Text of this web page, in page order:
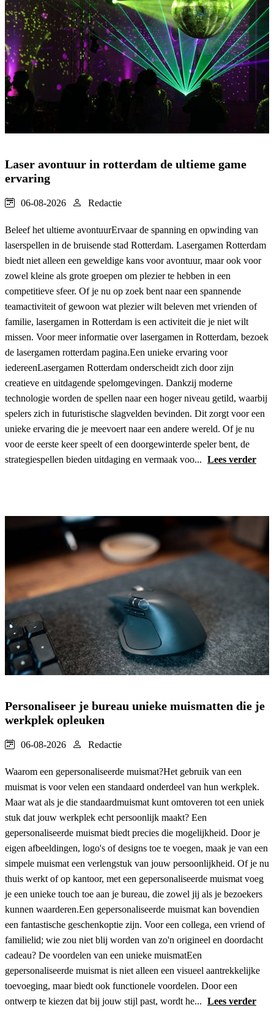
Laser avontuur in rotterdam de ultieme game
ervaring
06-08-2026 Redactie
Beleef het ultieme avontuurErvaar de spanning en opwinding van
laserspellen in de bruisende stad Rotterdam. Lasergamen Rotterdam
biedt niet alleen een geweldige kans voor avontuur, maar ook voor
zowel kleine als grote groepen om plezier te hebben in een
competitieve sfeer. Of je nu op zoek bent naar een spannende
teamactiviteit of gewoon wat plezier wilt beleven met vrienden of
familie, lasergamen in Rotterdam is een activiteit die je niet wilt
missen. Voor meer informatie over lasergamen in Rotterdam, bezoek
de lasergamen rotterdam pagina.Een unieke ervaring voor
iedereenLasergamen Rotterdam onderscheidt zich door zijn
creatieve en uitdagende spelomgevingen. Dankzij moderne
technologie worden de spellen naar een hoger niveau getild, waarbij
spelers zich in futuristische slagvelden bevinden. Dit zorgt voor een
unieke ervaring die je meevoert naar een andere wereld. Of je nu
voor de eerste keer speelt of een doorgewinterde speler bent, de
strategiespellen bieden uitdaging en vermaak voo... Lees verder
Personaliseer je bureau unieke muismatten die je
werkplek opleuken
06-08-2026 Redactie
Waarom een gepersonaliseerde muismat?Het gebruik van een
muismat is voor velen een standaard onderdeel van hun werkplek.
Maar wat als je die standaardmuismat kunt omtoveren tot een uniek
stuk dat jouw werkplek echt persoonlijk maakt? Een
gepersonaliseerde muismat biedt precies die mogelijkheid. Door je
eigen afbeeldingen, logo's of designs toe te voegen, maak je van een
simpele muismat een verlengstuk van jouw persoonlijkheid. Of je nu
thuis werkt of op kantoor, met een gepersonaliseerde muismat voeg
je een unieke touch toe aan je bureau, die zowel jij als je bezoekers
kunnen waarderen.Een gepersonaliseerde muismat kan bovendien
een fantastische geschenkoptie zijn. Voor een collega, een vriend of
familielid; wie zou niet blij worden van zo'n origineel en doordacht
cadeau? De voordelen van een unieke muismatEen
gepersonaliseerde muismat is niet alleen een visueel aantrekkelijke
toevoeging, maar biedt ook functionele voordelen. Door een
ontwerp te kiezen dat bij jouw stijl past, wordt he... Lees verder